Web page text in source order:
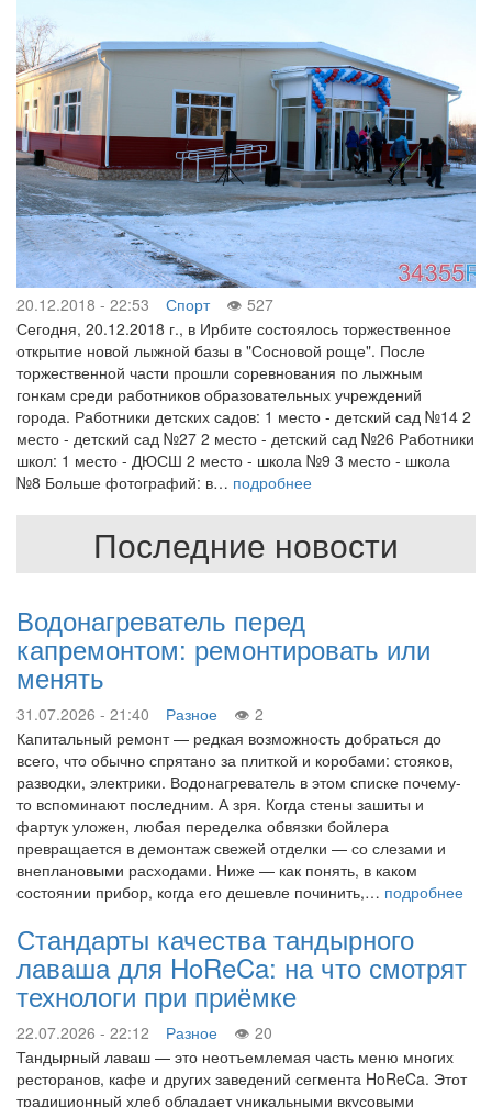
20.12.2018 - 22:53 Спорт
527
Сегодня, 20.12.2018 г., в Ирбите состоялось торжественное
открытие новой лыжной базы в "Сосновой роще". После
торжественной части прошли соревнования по лыжным
гонкам среди работников образовательных учреждений
города. Работники детских садов: 1 место - детский сад №14 2
место - детский сад №27 2 место - детский сад №26 Работники
школ: 1 место - ДЮСШ 2 место - школа №9 3 место - школа
№8 Больше фотографий: в… подробнее
Последние новости
Водонагреватель перед
капремонтом: ремонтировать или
менять
31.07.2026 - 21:40 Разное
2
Капитальный ремонт — редкая возможность добраться до
всего, что обычно спрятано за плиткой и коробами: стояков,
разводки, электрики. Водонагреватель в этом списке почему-
то вспоминают последним. А зря. Когда стены зашиты и
фартук уложен, любая переделка обвязки бойлера
превращается в демонтаж свежей отделки — со слезами и
внеплановыми расходами. Ниже — как понять, в каком
состоянии прибор, когда его дешевле починить,… подробнее
Стандарты качества тандырного
лаваша для HoReCa: на что смотрят
технологи при приёмке
22.07.2026 - 22:12 Разное
20
Тандырный лаваш — это неотъемлемая часть меню многих
ресторанов, кафе и других заведений сегмента HoReCa. Этот
традиционный хлеб обладает уникальными вкусовыми